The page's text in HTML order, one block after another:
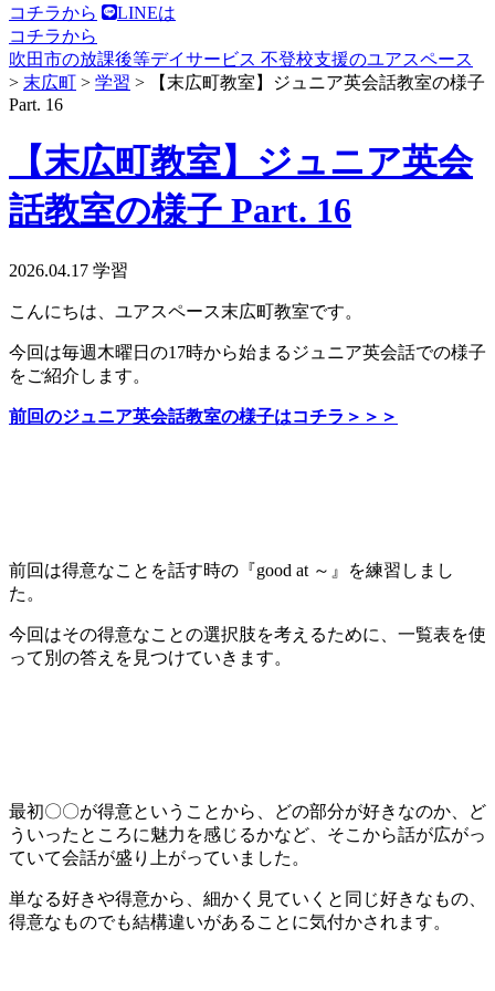
コチラから
LINEは
コチラから
吹田市の放課後等デイサービス 不登校支援のユアスペース
> 末広町 > 学習 >
【末広町教室】ジュニア英会話教室の様子
Part. 16
【末広町教室】ジュニア英会
話教室の様子 Part. 16
2026.04.17 学習
こんにちは、ユアスペース末広町教室です。
今回は毎週木曜日の17時から始まるジュニア英会話での様子
をご紹介します。
前回のジュニア英会話教室の様子はコチラ＞＞＞
前回は得意なことを話す時の『good at ～』を練習しまし
た。
今回はその得意なことの選択肢を考えるために、一覧表を使
って別の答えを見つけていきます。
最初〇〇が得意ということから、どの部分が好きなのか、ど
ういったところに魅力を感じるかなど、そこから話が広がっ
ていて会話が盛り上がっていました。
単なる好きや得意から、細かく見ていくと同じ好きなもの、
得意なものでも結構違いがあることに気付かされます。